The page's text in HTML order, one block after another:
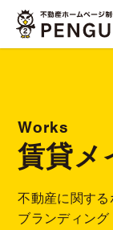
Works
賃貸メ
不動産に関する
ブランディング